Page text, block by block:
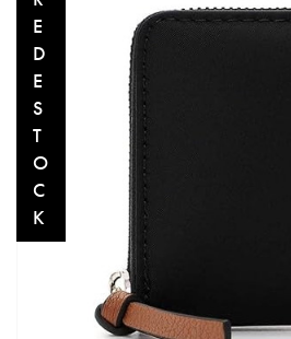
E
D
E
S
T
O
C
K